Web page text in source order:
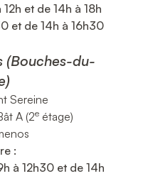
et de 14h à 18h
et de 14h à 16h30
(Bouches-du-
Sereine
A (2e étage)
:
à 12h30 et de 14h